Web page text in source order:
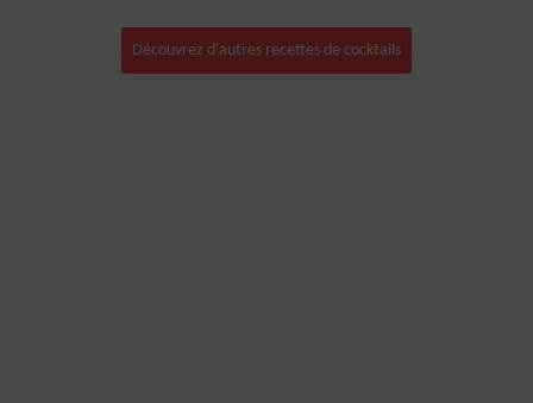
Découvrez d'autres recettes de cocktails